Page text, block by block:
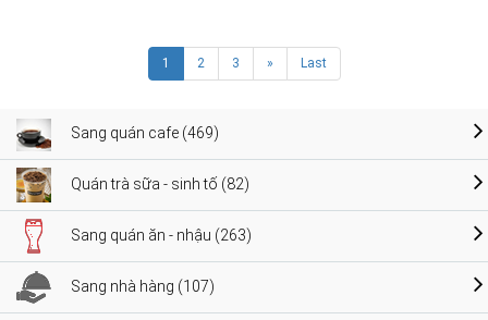
1 2 3 » Last
Sang quán cafe (469)
Quán trà sữa - sinh tố (82)
Sang quán ăn - nhậu (263)
Sang nhà hàng (107)